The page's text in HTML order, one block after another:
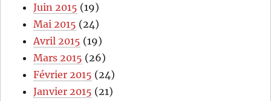
Juin 2015 (19)
Mai 2015 (24)
Avril 2015 (19)
Mars 2015 (26)
Février 2015 (24)
Janvier 2015 (21)